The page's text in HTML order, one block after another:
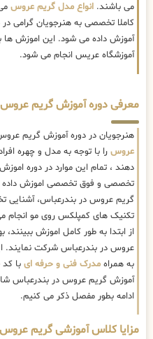
می باشند. انواع مدل گریم عروس
کاملا تخصصی به هنرجویان گرامی
آموزش داده می شود. این اموزش ها
آموزشگاه عریس انجام می شود.
معرفی دوره آموزش گریم
هنرجویان در دوره آموزش گریم
عروس را با توجه به مدل و چهره
دهند ، تمام این موارد در دوره
تخصصی و فوق تخصصی اموزش داده
گریم عروس در بندرعباس، آشنایی
تکنیک های کمپلکس روی مو انجام
از ابتدا به طور کامل اموزش
عروس در بندرعباس شرکت نمایند.
به همراه مدرک فنی و حرفه ای با
آموزش گریم عروس در بندرعباس
ادامه بطور مفصل ذکر می کنیم.
مزایا کلاس آموزشی گریم